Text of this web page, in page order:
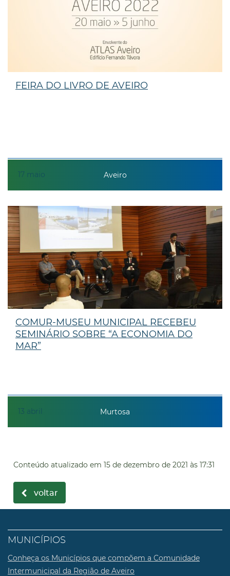
17 maio
FEIRA DO LIVRO DE AVEIRO
Aveiro
13 abril
COMUR-MUSEU MUNICIPAL RECEBEU
SEMINÁRIO SOBRE “A ECONOMIA DO
MAR”
Murtosa
Conteúdo atualizado em 15 de dezembro de 2021 às 17:31
voltar
MUNICÍPIOS
Conheça os Municípios que compõem a Comunidade
Intermunicipal da Região de Aveiro